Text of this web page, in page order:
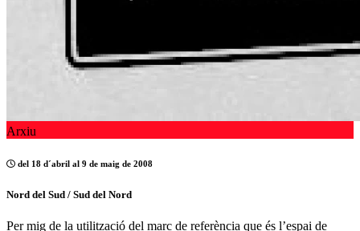
Arxiu
del 18 d´abril al 9 de maig de 2008
Nord del Sud / Sud del Nord
Per mig de la utilització del marc de referència que és l’espai de